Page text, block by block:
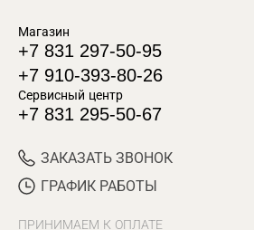
Магазин
+7 831 297-50-95
+7 910-393-80-26
Сервисный центр
+7 831 295-50-67
ЗАКАЗАТЬ ЗВОНОК
ГРАФИК РАБОТЫ
ПРИНИМАЕМ К ОПЛАТЕ